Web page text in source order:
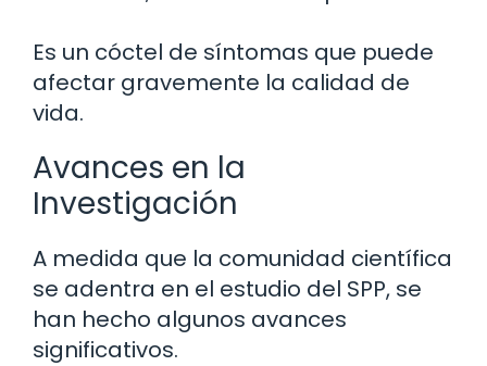
Es un cóctel de síntomas que puede
afectar gravemente la calidad de
vida.
Avances en la
Investigación
A medida que la comunidad científica
se adentra en el estudio del SPP, se
han hecho algunos avances
significativos.